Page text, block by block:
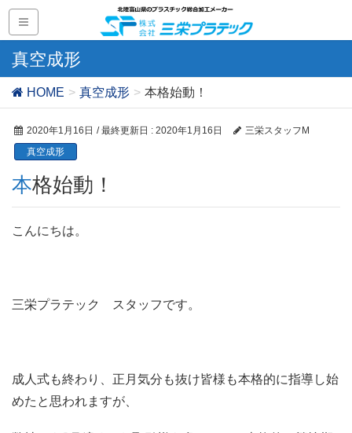
真空成形
HOME 真空成形 本格始動！
2020年1月16日 / 最終更新日 : 2020年1月16日
三栄スタッフM
真空成形
本格始動！
こんにちは。
三栄プラテック スタッフです。
成人式も終わり、正月気分も抜け皆様も本格的に指導し始
めたと思われますが、